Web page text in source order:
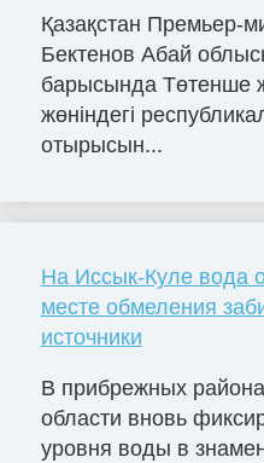
Қазақстан Премьер-
Бектенов Абай
барысында Төтенше
жөніндегі
отырысын...
На Иссык-Куле вода
месте обмеления
источники
В прибрежных
области вновь
уровня воды в